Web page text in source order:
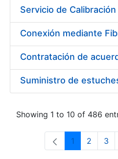
Showing 1 to 10 of 486
Page
1 Page
2 3